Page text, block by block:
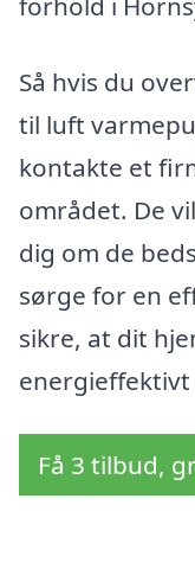
Så hvis du
til luft
kontakte et
området. De
dig om de
sørge for en
sikre, at dit
energieffektivt
Få 3 tilbud,